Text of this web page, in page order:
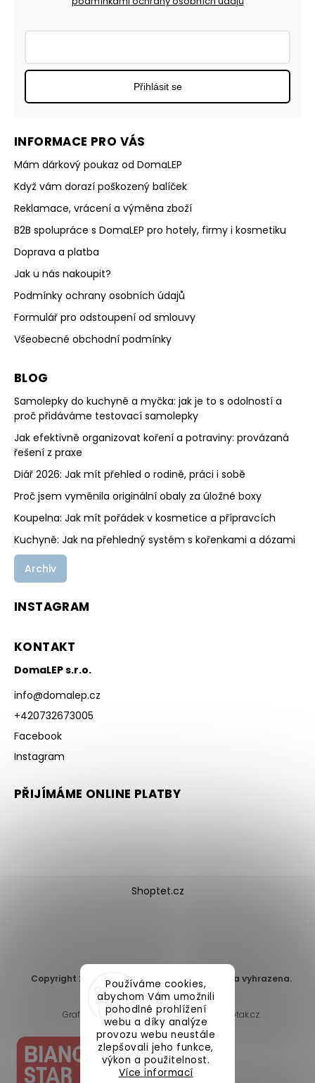
Používáme cookies,
abychom Vám umožnili
pohodlné prohlížení
webu a díky analýze
provozu webu neustále
zlepšovali jeho funkce,
výkon a použitelnost.
Více informací
INFORMACE PRO VÁS
Mám dárkový poukaz od DomaLEP
Když vám dorazí poškozený balíček
Reklamace, vrácení a výměna zboží
B2B spolupráce s DomaLEP pro hotely, firmy i kosmetiku
Doprava a platba
Jak u nás nakoupit?
Podmínky ochrany osobních údajů
Formulář pro odstoupení od smlouvy
Všeobecné obchodní podmínky
BLOG
Samolepky do kuchyně a myčka: jak je to s odolností a
proč přidáváme testovací samolepky
Jak efektivně organizovat koření a potraviny: provázaná
řešení z praxe
Diář 2026: Jak mít přehled o rodině, práci i sobě
Proč jsem vyměnila originální obaly za úložné boxy
Koupelna: Jak mít pořádek v kosmetice a přípravcích
Kuchyně: Jak na přehledný systém s kořenkami a dózami
Archiv
Přihlásit se
INSTAGRAM
KONTAKT
DomaLEP s.r.o.
info@domalep.cz
+420732673005
Facebook
Instagram
PŘIJÍMÁME ONLINE PLATBY
Shoptet.cz
Copyright 2026 DomaLEP s.r.o.
. Všechna práva vyhrazena.
Upravit nastavení cookies
Grafický návrh vytvořil a nakódoval
Shoptak.cz